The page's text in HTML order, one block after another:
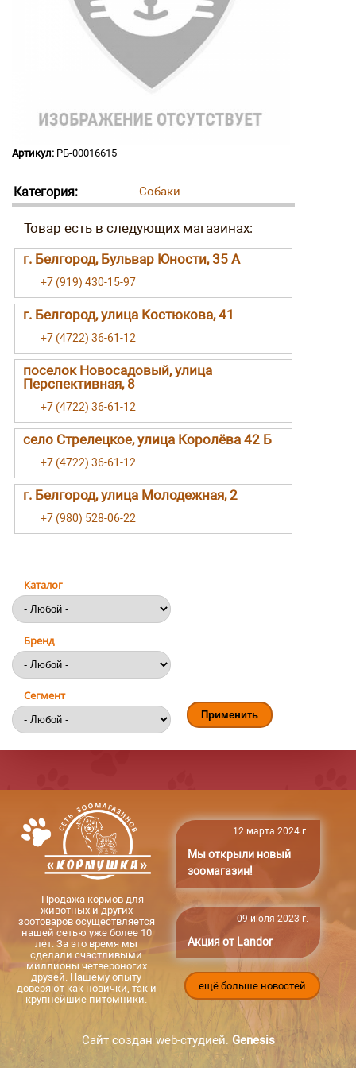
Артикул: РБ-00016615
Категория: Собаки
г. Белгород, Бульвар Юности, 35 А
+7 (919) 430-15-97
г. Белгород, улица Костюкова, 41
+7 (4722) 36-61-12
поселок Новосадовый, улица
Перспективная, 8
+7 (4722) 36-61-12
село Стрелецкое, улица Королёва 42 Б
+7 (4722) 36-61-12
г. Белгород, улица Молодежная, 2
+7 (980) 528-06-22
Каталог
Бренд
Сегмент
Продажа кормов для
животных и других
зоотоваров осуществляется
нашей сетью уже более 10
лет. За это время мы
сделали счастливыми
миллионы четвероногих
друзей. Нашему опыту
доверяют как новички, так и
крупнейшие питомники.
12 марта 2024 г.
Мы открыли новый
зоомагазин!
09 июля 2023 г.
Акция от Landor
ещё больше новостей
Сайт создан web-студией: Genesis